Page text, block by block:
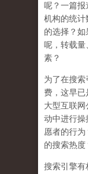
呢？一篇报
机构的统计
的选择？
呢，转载量
素？
为了在搜
费，这早已
大型互联
动中进行操
愿者的行
的搜索热度
搜索引擎有